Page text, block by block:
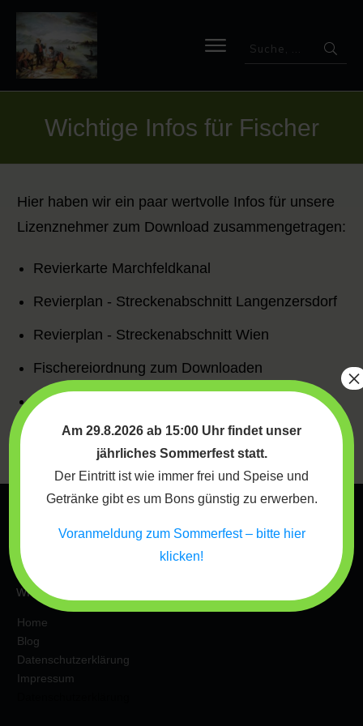
Wichtige Infos für Fischer
Hier haben wir ein paar wertvolle Infos für unsere
Lizenznehmer zum Download zusammengetragen:
Revierkarte Marchfeldkanal
Revierplan - Streckenabschnitt Langenzersdorf
Revierplan - Streckenabschnitt Wien
Fischereiordnung zum Downloaden
Landesfischereigesetz Wien
Landesfischereigesetz Niederösterreich
WICHTIGE INFOS
Home
Blog
Datenschutzerklärung
Impressum
Am 29.8.2026 ab 15:00 Uhr findet unser
jährliches Sommerfest statt.
Der Eintritt ist wie immer frei und Speise und
Getränke gibt es um Bons günstig zu erwerben.
Voranmeldung zum Sommerfest – bitte hier
klicken!
×